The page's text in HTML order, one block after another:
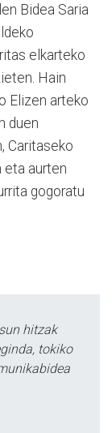
Bidea Saria
elkarteko
Hain
Elizen arteko
duen
Caritaseko
eta aurten
gogoratu
hitzak
tokiko